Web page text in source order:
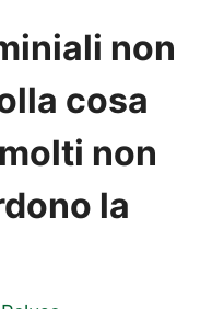
non
cosa
non
la